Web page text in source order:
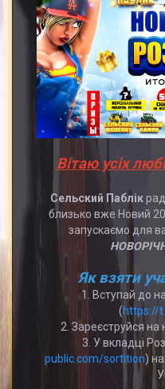
Вітаю усіх
Сельский Паблік
близько вже Новий
запускаємо для
Як взяти
1. Вступай до
(https://
2. Зареєструйся на
3. У вкладці
public.com/sortition)